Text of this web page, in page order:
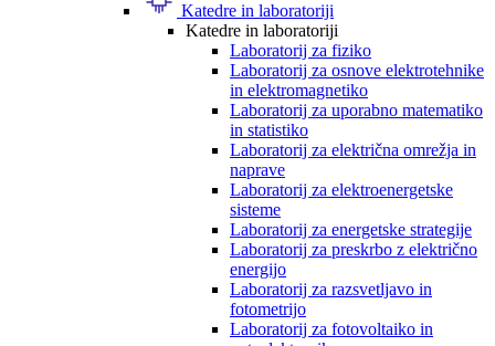
Katedre in laboratoriji
Katedre in laboratoriji
Laboratorij za fiziko
Laboratorij za osnove elektrotehnike
in elektromagnetiko
Laboratorij za uporabno matematiko
in statistiko
Laboratorij za električna omrežja in
naprave
Laboratorij za elektroenergetske
sisteme
Laboratorij za energetske strategije
Laboratorij za preskrbo z električno
energijo
Laboratorij za razsvetljavo in
fotometrijo
Laboratorij za fotovoltaiko in